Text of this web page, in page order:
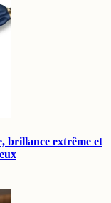
brillance extrême et